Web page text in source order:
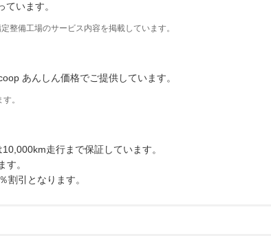
います。
整備工場のサービス内容を掲載しています。
あんしん価格でご提供しています。
。
走行まで保証しています。
。
割引となります。